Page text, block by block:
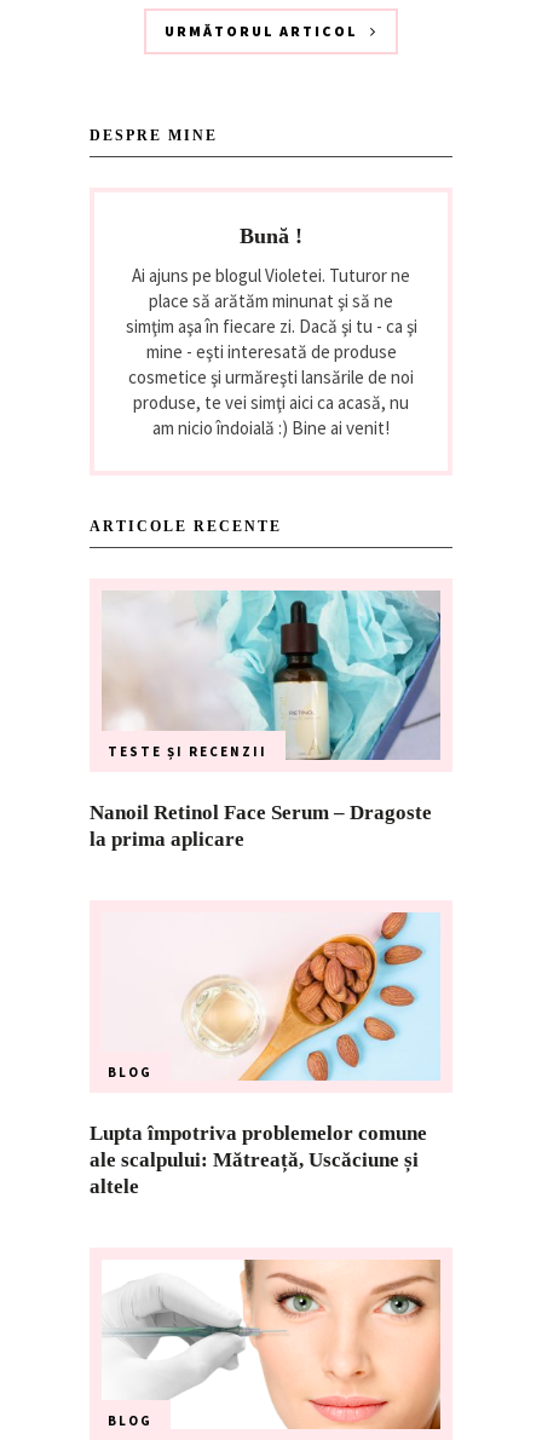
URMĂTORUL ARTICOL
DESPRE MINE
Bună !
Ai ajuns pe blogul Violetei. Tuturor ne
place să arătăm minunat şi să ne
simţim aşa în fiecare zi. Dacă şi tu - ca şi
mine - eşti interesată de produse
cosmetice şi urmăreşti lansările de noi
produse, te vei simţi aici ca acasă, nu
am nicio îndoială :) Bine ai venit!
ARTICOLE RECENTE
TESTE ȘI RECENZII
Nanoil Retinol Face Serum – Dragoste
la prima aplicare
BLOG
Lupta împotriva problemelor comune
ale scalpului: Mătreață, Uscăciune și
altele
BLOG